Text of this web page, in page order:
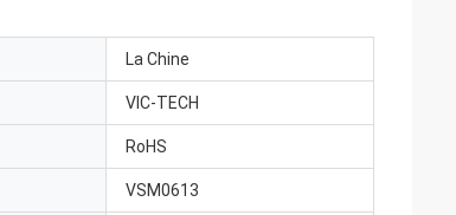
La Chine
VIC-TECH
RoHS
VSM0613